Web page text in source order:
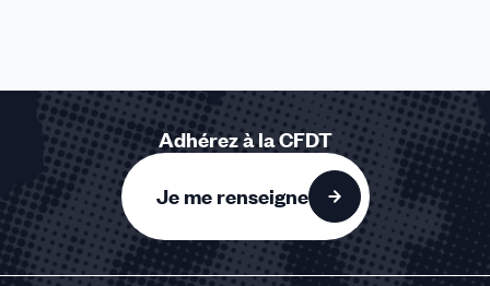
Adhérez à la CFDT
Je me renseigne